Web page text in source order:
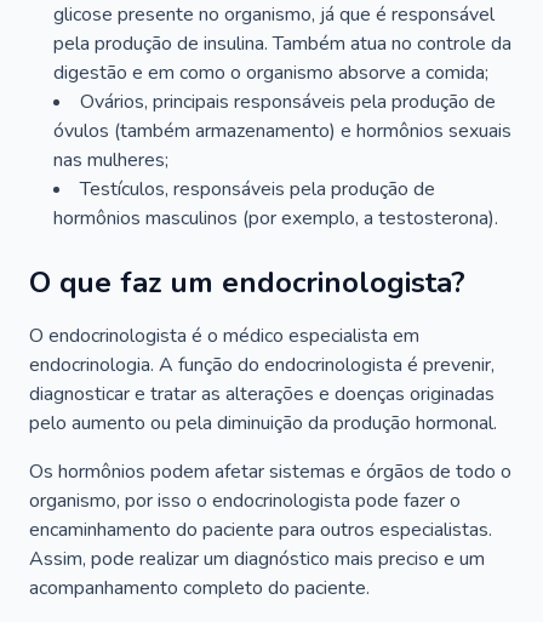
glicose presente no organismo, já que é responsável
pela produção de insulina. Também atua no controle da
digestão e em como o organismo absorve a comida;
Ovários, principais responsáveis pela produção de
óvulos (também armazenamento) e hormônios sexuais
nas mulheres;
Testículos, responsáveis pela produção de
hormônios masculinos (por exemplo, a testosterona).
O que faz um endocrinologista?
O endocrinologista é o médico especialista em
endocrinologia. A função do endocrinologista é prevenir,
diagnosticar e tratar as alterações e doenças originadas
pelo aumento ou pela diminuição da produção hormonal.
Os hormônios podem afetar sistemas e órgãos de todo o
organismo, por isso o endocrinologista pode fazer o
encaminhamento do paciente para outros especialistas.
Assim, pode realizar um diagnóstico mais preciso e um
acompanhamento completo do paciente.